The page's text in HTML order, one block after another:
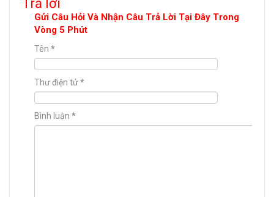
Trả lời
Gửi Câu Hỏi Và Nhận Câu Trả Lời Tại Đây Trong
Vòng 5 Phút
Tên *
Thư điện tử*
Bình luận *